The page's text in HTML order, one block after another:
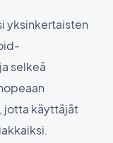
yksinkertaisten
selkeä
jotta käyttäjät